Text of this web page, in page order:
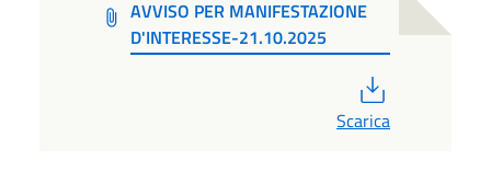
AVVISO PER MANIFESTAZIONE
D'INTERESSE-21.10.2025
Scarica